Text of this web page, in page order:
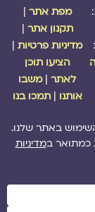
מפת אתר|
תקנון אתר|
מדיניות פרטיות|
הציעו תוכן
לאתר| משבו
אותנו| תמכו בנו